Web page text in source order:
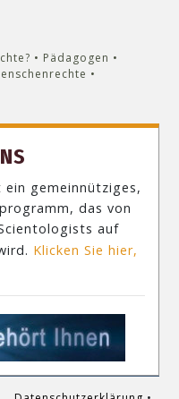
Pädagogen
gemeinnütziges,
das von
auf
Klicken Sie hier,